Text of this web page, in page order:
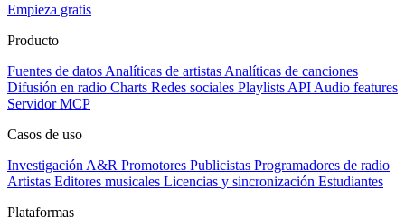
Empieza gratis
Producto
Fuentes de datos Analíticas de artistas Analíticas de canciones
Difusión en radio Charts Redes sociales Playlists API Audio features
Servidor MCP
Casos de uso
Investigación A&R Promotores Publicistas Programadores de radio
Artistas Editores musicales Licencias y sincronización Estudiantes
Plataformas